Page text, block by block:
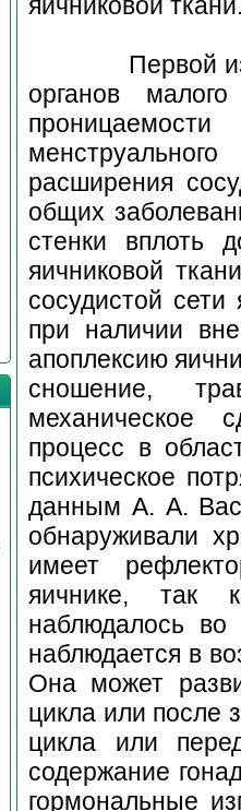
Первой из них
органов
расширения
общих
стенки вплоть
яичниковой
сосудистой
при наличии
апоплексию
сношение,
механическое
процесс в
психическое
данным А. А.
обнаруживали
имеет
яичнике, так
наблюдалось
наблюдается в
Она может
цикла или после
цикла или
содержание
гормональные